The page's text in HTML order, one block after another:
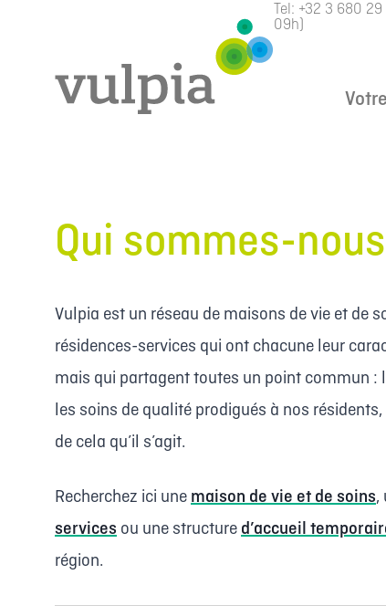
Tel: +32 3 680
09h)
Qui sommes-
Vulpia est un réseau de maisons de vie et de
résidences-services qui ont chacune leur
mais qui partagent toutes un point commun :
les soins de qualité prodigués à nos résidents,
de cela qu’il s’agit.
Recherchez ici unemaison de vie et de soins,
services ou une structured’accueil
région.